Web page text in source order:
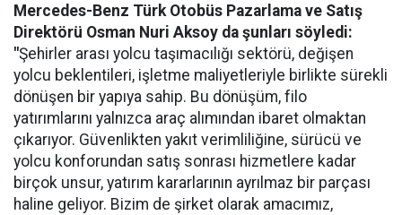
Mercedes-Benz Türk Otobüs Pazarlama ve Satış
Direktörü Osman Nuri Aksoy da şunları söyledi:
"Şehirler arası yolcu taşımacılığı sektörü, değişen
yolcu beklentileri, işletme maliyetleriyle birlikte sürekli
dönüşen bir yapıya sahip. Bu dönüşüm, filo
yatırımlarını yalnızca araç alımından ibaret olmaktan
çıkarıyor. Güvenlikten yakıt verimliliğine, sürücü ve
yolcu konforundan satış sonrası hizmetlere kadar
birçok unsur, yatırım kararlarının ayrılmaz bir parçası
haline geliyor. Bizim de şirket olarak amacımız,